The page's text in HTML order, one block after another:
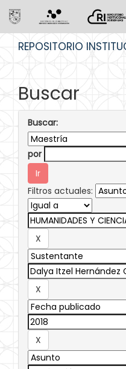
REPOSITORIO
Buscar
Buscar:
por
Filtros actuales: